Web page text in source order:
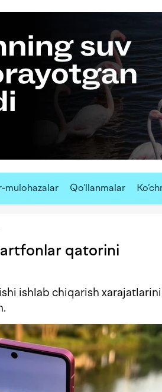
mulohazalar Qo‘llanmalar
qatorini
ishlab chiqarish